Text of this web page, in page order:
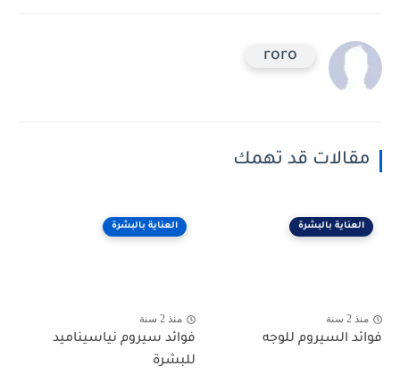
roro
مقالات قد تهمك
العناية بالبشرة
منذ 2 سنة
فوائد السيروم للوجه
العناية بالبشرة
منذ 2 سنة
فوائد سيروم نياسيناميد
للبشرة